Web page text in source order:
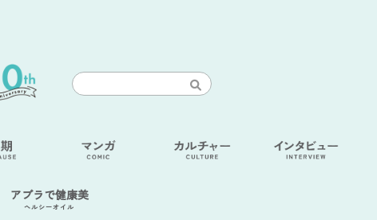
アブラで健康美
ヘルシーオイル